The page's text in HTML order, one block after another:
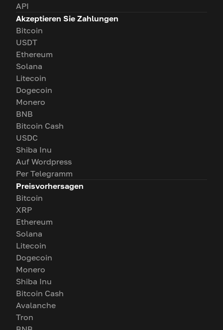
API
Akzeptieren Sie Zahlungen
Bitcoin
USDT
Ethereum
Solana
Litecoin
Dogecoin
Monero
BNB
Bitcoin Cash
USDC
Shiba Inu
Auf Wordpress
Per Telegramm
Preisvorhersagen
Bitcoin
XRP
Ethereum
Solana
Litecoin
Dogecoin
Monero
Shiba Inu
Bitcoin Cash
Avalanche
Tron